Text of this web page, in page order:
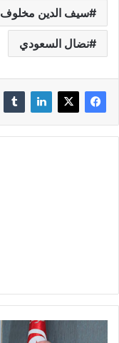
سيف الدين مخلوف
نضال السعودي